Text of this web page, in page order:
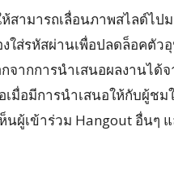
สามารถเลื่อนภาพสไลด์ไ
ใส่รหัสผ่านเพื่อปลดล็อคตั
จากการนำเสนอผลงานไ
เมื่อมีการนำเสนอให้กับผู้ช
นผู้เข้าร่วม Hangout อื่นๆ